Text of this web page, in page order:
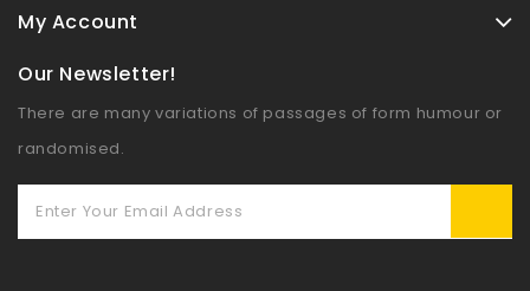
My Account
Our Newsletter!
There are many variations of passages of form humour or
randomised.